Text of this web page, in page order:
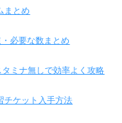
まとめ
必要な数まとめ
ミナ無しで効率よく攻略
チケット入手方法